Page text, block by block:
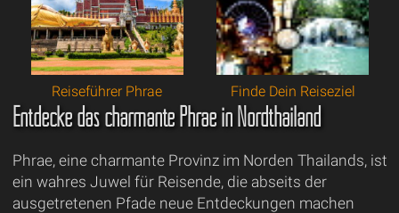
Reiseführer Phrae Finde Dein Reiseziel
Entdecke das charmante Phrae in Nordthailand
Phrae, eine charmante Provinz im Norden Thailands, ist
ein wahres Juwel für Reisende, die abseits der
ausgetretenen Pfade neue Entdeckungen machen